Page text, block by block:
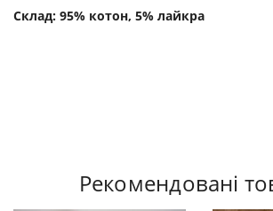
Склад: 95% котон, 5% лайкра
Рекомендовані